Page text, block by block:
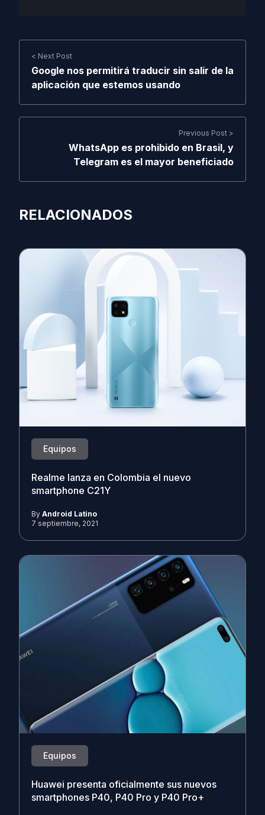
< Next Post
Google nos permitirá traducir sin salir de la
aplicación que estemos usando
Previous Post >
WhatsApp es prohibido en Brasil, y
Telegram es el mayor beneficiado
RELACIONADOS
Equipos
Realme lanza en Colombia el nuevo
smartphone C21Y
By Android Latino
7 septiembre, 2021
Equipos
Huawei presenta oficialmente sus nuevos
smartphones P40, P40 Pro y P40 Pro+